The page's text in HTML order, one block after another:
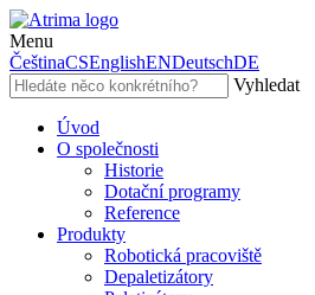
Menu
ČeštinaCSEnglishENDeutschDE
Vyhledat
Úvod
O společnosti
Historie
Dotační programy
Reference
Produkty
Robotická pracoviště
Depaletizátory